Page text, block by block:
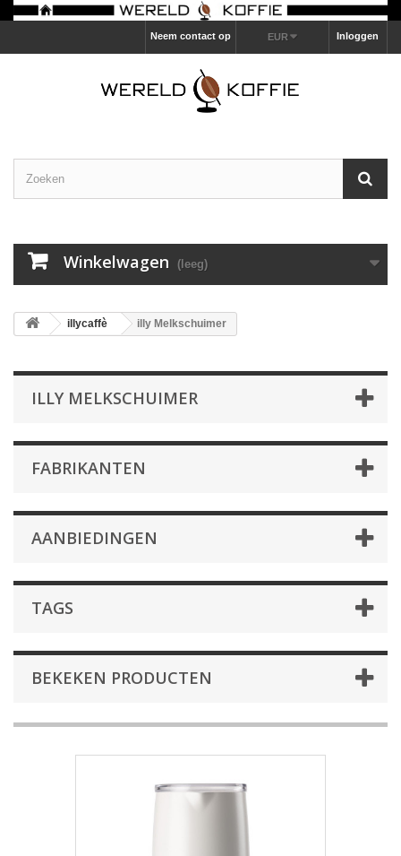
Inloggen
EUR
Neem contact op
Winkelwagen (leeg)
illycaffè illy Melkschuimer
ILLY MELKSCHUIMER
FABRIKANTEN
AANBIEDINGEN
TAGS
BEKEKEN PRODUCTEN